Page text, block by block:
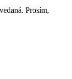
Prosím,